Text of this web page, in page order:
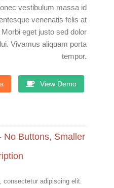
vestibulum massa id
venenatis felis at
eget justo sed dolor
Vivamus aliquam porta
tempor.
View Demo
No Buttons, Smaller
consectetur adipiscing elit.